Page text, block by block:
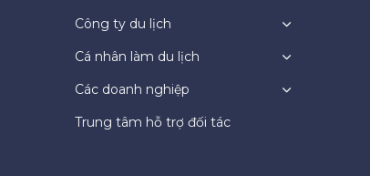
Công ty du lịch
Cá nhân làm du lịch
Các doanh nghiệp
Trung tâm hỗ trợ đối tác